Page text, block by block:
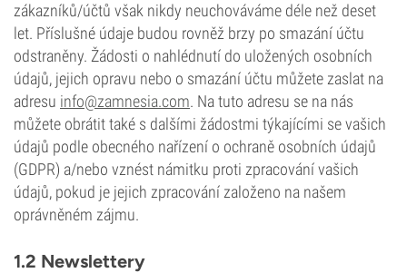
zákazníků/účtů však nikdy neuchováváme déle než deset
let. Příslušné údaje budou rovněž brzy po smazání účtu
odstraněny. Žádosti o nahlédnutí do uložených osobních
údajů, jejich opravu nebo o smazání účtu můžete zaslat na
adresu info@zamnesia.com. Na tuto adresu se na nás
můžete obrátit také s dalšími žádostmi týkajícími se vašich
údajů podle obecného nařízení o ochraně osobních údajů
(GDPR) a/nebo vznést námitku proti zpracování vašich
údajů, pokud je jejich zpracování založeno na našem
oprávněném zájmu.
1.2 Newslettery